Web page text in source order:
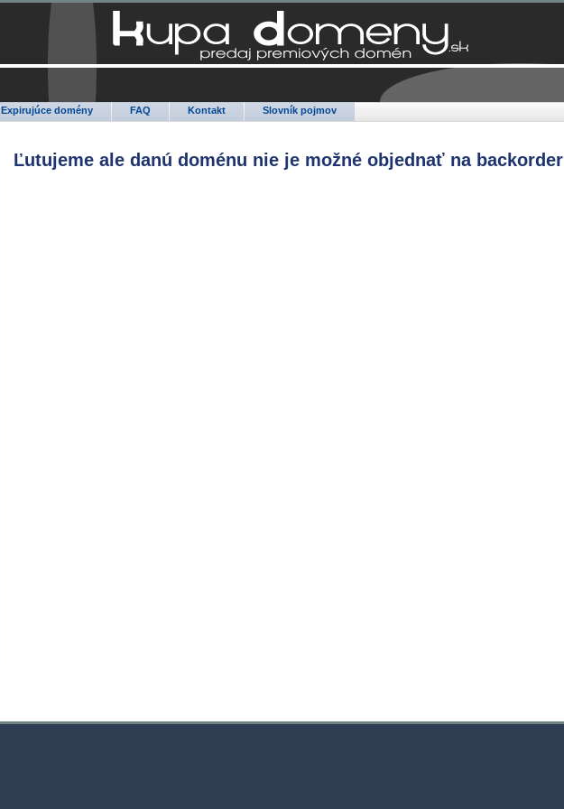
Expirujúce domény FAQ Kontakt Slovník pojmov
Ľutujeme ale danú doménu nie je možné objednať na backorder